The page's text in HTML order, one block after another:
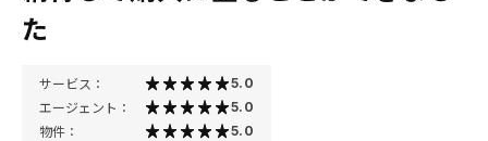
た
サービス： 5.0
エージェント： 5.0
物件： 5.0